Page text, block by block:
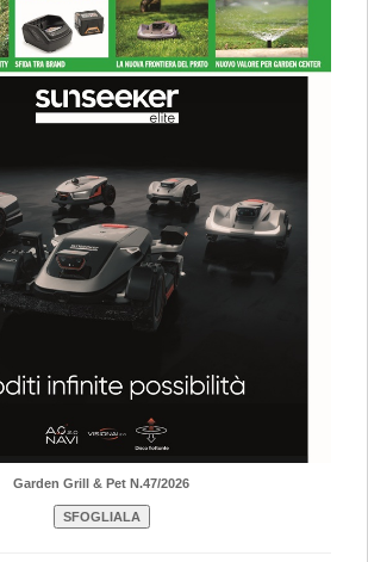
Garden Grill & Pet N.47/2026